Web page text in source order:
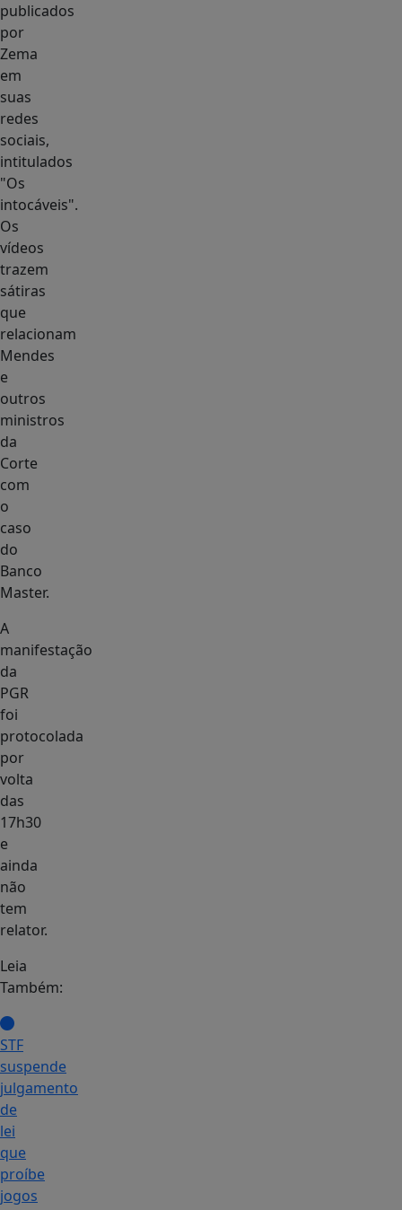
publicados
por
Zema
em
suas
redes
sociais,
intitulados
"Os
intocáveis".
Os
vídeos
trazem
sátiras
que
relacionam
Mendes
e
outros
ministros
da
Corte
com
o
caso
do
Banco
Master.
A
manifestação
da
PGR
foi
protocolada
por
volta
das
17h30
e
ainda
não
tem
relator.
Leia
Também:
STF
suspende
julgamento
de
lei
que
proíbe
jogos